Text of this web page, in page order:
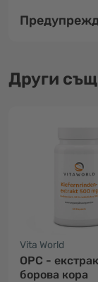
Други
Vita World
OPC -
борова кора